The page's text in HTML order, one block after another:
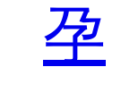
孕